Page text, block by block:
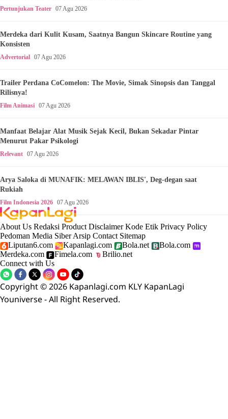
Pertunjukan Teater 07 Agu 2026
Merdeka dari Kulit Kusam, Saatnya Bangun Skincare Routine yang
Konsisten
Advertorial 07 Agu 2026
Trailer Perdana CoComelon: The Movie, Simak Sinopsis dan Tanggal
Rilisnya!
Film Animasi 07 Agu 2026
Manfaat Belajar Alat Musik Sejak Kecil, Bukan Sekadar Pintar
Menurut Pakar Psikologi
Relevant 07 Agu 2026
Arya Saloka di MUNAFIK: MELAWAN IBLIS', Deg-degan saat
Rukiah
Film Indonesia 2026 07 Agu 2026
About Us Redaksi Product Disclaimer Kode Etik Privacy Policy
Pedoman Media Siber Arsip Contact Sitemap
Liputan6.com
Kapanlagi.com Bola.net
Bola.com
Merdeka.com
Fimela.com
Brilio.net
Connect with Us
Copyright © 2026 Kapanlagi.com KLY KapanLagi
Youniverse - All Right Reserved.